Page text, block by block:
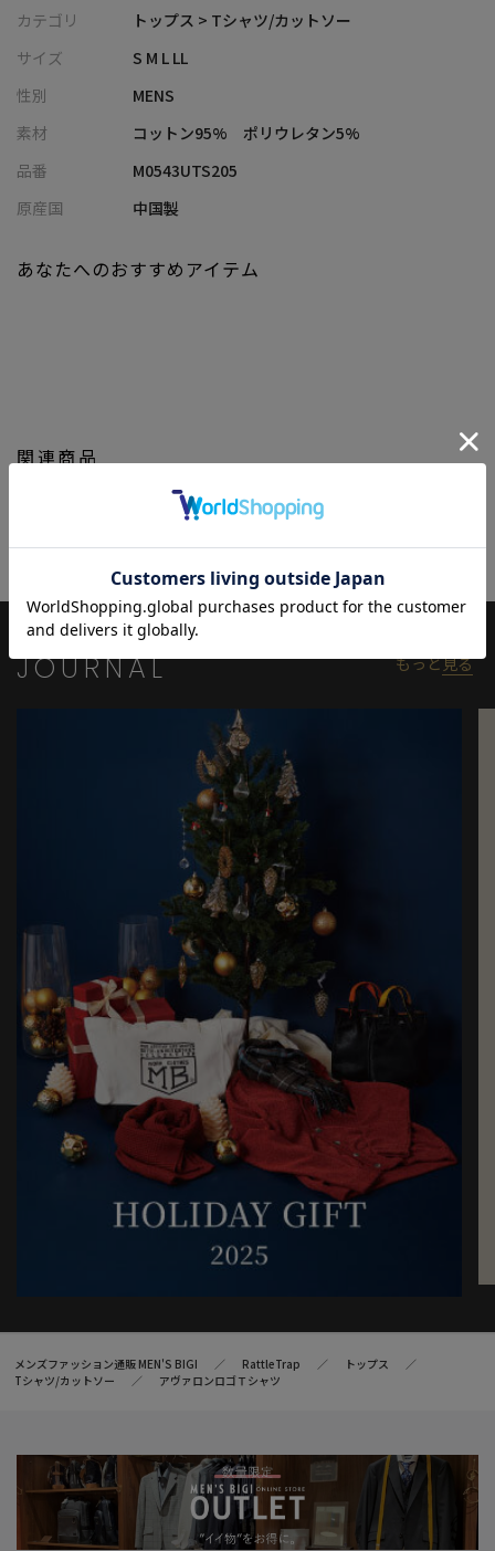
も活躍できる一枚。
通年を通してデニムパンツ・チノパンツ・カラーパンツ・ワイド
パンツ・スラックス・カーゴパンツなど様々なパンツに合わせる
スニーカーやサンダル、革靴（ブーツ）などの靴にもバリエーシ
ョンにとんだコーディネートでも楽しめる1着です！
【画像に関するご注意】
※屋外での撮影画像は光の加減で、実際の商品より明るく見える
場合が御座います。商品の色味は生地アップ・スタジオ撮影の画
※他のキャンペーンにより、期間中に価格が変動する場合があり
ます。※セールは予告なく終了させていただく場合もあります。
カテゴリ
トップス > Tシャツ/カットソー
サイズ
S M L LL
性別
MENS
素材
コットン95% ポリウレタン5%
品番
M0543UTS205
原産国
中国製
関連商品
あなたへのおすすめアイテム
JOURNAL もっと見る
メンズファッション通販 MEN'S BIGI RattleTrap
トップス
Tシャツ/カットソー
アヴァロンロゴＴシャツ